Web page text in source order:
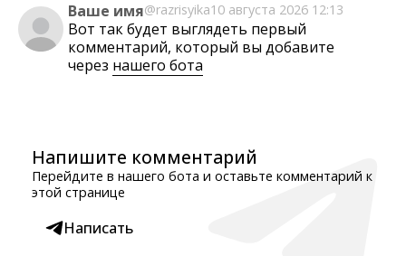
Ваше имя@razrisyika10 августа 2026 12:13
Вот так будет выглядеть первый
комментарий, который вы добавите
через нашего бота
Напишите комментарий
Перейдите в нашего бота и оставьте комментарий к
этой странице
Написать